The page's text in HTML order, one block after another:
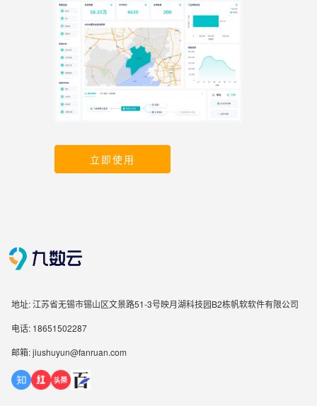
立即使用
地址: 江苏省无锡市锡山区文景路51-3号映月湖科技园B2栋帆软软件有限公司
电话: 18651502287
邮箱: jiushuyun@fanruan.com